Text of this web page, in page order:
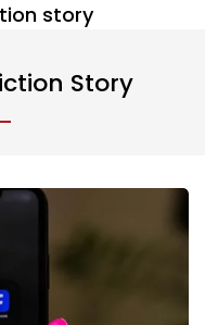
story
Story